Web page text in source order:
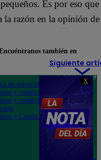
X
Es por eso
la razón en la opinión
Siguiente
también en
de privacidad
y condiciones
y condiciones
y Condiciones
Teléfono: 219
Av. San
Felipe 968
Jesús María